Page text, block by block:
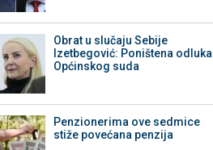
Obrat u slučaju Sebije
Izetbegović: Poništena odluka
Općinskog suda
Penzionerima ove sedmice
stiže povećana penzija